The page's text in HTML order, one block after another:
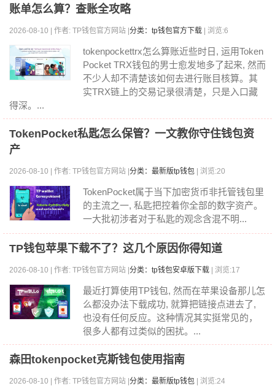
账单怎么算？查账全攻略
2026-08-10 | 作者: TP钱包官方网站 | 分类：tp钱包官方下载 | 浏览:6
tokenpockettrx怎么算账近些时日, 运用Token
Pocket TRX钱包的男士愈发地多了起来, 然而
不少人却不清楚该如何去进行账目核算。其
实TRX链上的交易记录很清楚，只是入口藏
得深。...
TokenPocket私匙怎么保管？一文教你守住钱包资
产
2026-08-10 | 作者: TP钱包官方网站 | 分类：最新版tp钱包 | 浏览:20
TokenPocket属于当下加密货币非托管钱包里
的主流之一, 私匙把控着你全部的数字资产。
一大批初涉者对于私匙的观念含混不明...
TP钱包苹果下载不了？这几个原因你得知道
2026-08-10 | 作者: TP钱包官方网站 | 分类：tp钱包安卓版下载 | 浏览:17
最近打算使用TP钱包, 然而在苹果设备那儿怎
么都没办法下载成功, 就算把链接点进去了,
也没有任何反应。这种情况其实挺常见的，
很多人都有过类似的困扰。...
森田tokenpocket克斯钱包使用指南
2026-08-10 | 作者: TP钱包官方网站 | 分类：最新版tp钱包 | 浏览:24